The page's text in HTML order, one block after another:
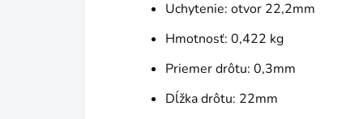
Uchytenie: otvor 22,2mm
Hmotnosť: 0,422 kg
Priemer drôtu: 0,3mm
Dĺžka drôtu: 22mm